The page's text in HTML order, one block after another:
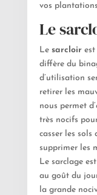
vos
Le
Le sarcloirest
diffère du
d’utilisation
retirer les
nous permet
très nocifs
casser les sols
supprimer les
Le sarclage
au goût du
la grande